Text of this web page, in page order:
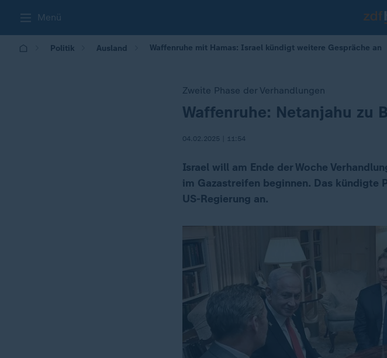
Menü
Politik Ausland Waffenruhe mit Hamas: Israel kündigt weitere Gespräche an
Zweite Phase der Verhandlungen
:
Waffenruhe: Netanjahu zu
04.02.2025 | 11:54
Israel will am Ende der Woche
im Gazastreifen beginnen. Das kündigte
US-Regierung an.